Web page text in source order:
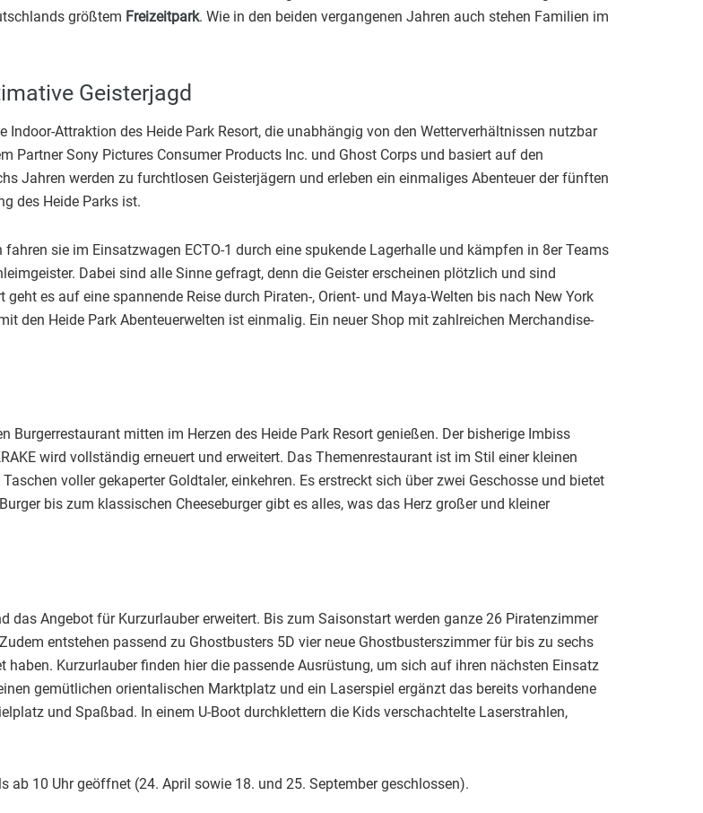
größtem Freizeitpark. Wie in den beiden vergangenen Jahren auch stehen Familien im
Geisterjagd
Attraktion des Heide Park Resort, die unabhängig von den Wetterverhältnissen nutzbar
Partner Sony Pictures Consumer Products Inc. und Ghost Corps und basiert auf den
Jahren werden zu furchtlosen Geisterjägern und erleben ein einmaliges Abenteuer der fünften
des Heide Parks ist.
sie im Einsatzwagen ECTO-1 durch eine spukende Lagerhalle und kämpfen in 8er Teams
Dabei sind alle Sinne gefragt, denn die Geister erscheinen plötzlich und sind
es auf eine spannende Reise durch Piraten-, Orient- und Maya-Welten bis nach New York
den Heide Park Abenteuerwelten ist einmalig. Ein neuer Shop mit zahlreichen Merchandise-
mitten im Herzen des Heide Park Resort genießen. Der bisherige Imbiss
wird vollständig erneuert und erweitert. Das Themenrestaurant ist im Stil einer kleinen
voller gekaperter Goldtaler, einkehren. Es erstreckt sich über zwei Geschosse und bietet
bis zum klassischen Cheeseburger gibt es alles, was das Herz großer und kleiner
das Angebot für Kurzurlauber erweitert. Bis zum Saisonstart werden ganze 26 Piratenzimmer
entstehen passend zu Ghostbusters 5D vier neue Ghostbusterszimmer für bis zu sechs
Kurzurlauber finden hier die passende Ausrüstung, um sich auf ihren nächsten Einsatz
gemütlichen orientalischen Marktplatz und ein Laserspiel ergänzt das bereits vorhandene
und Spaßbad. In einem U-Boot durchklettern die Kids verschachtelte Laserstrahlen,
ab 10 Uhr geöffnet (24. April sowie 18. und 25. September geschlossen).